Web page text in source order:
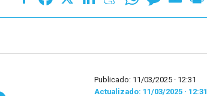
Publicado: 11/03/2025 · 12:31
Actualizado: 11/03/2025 · 12:31